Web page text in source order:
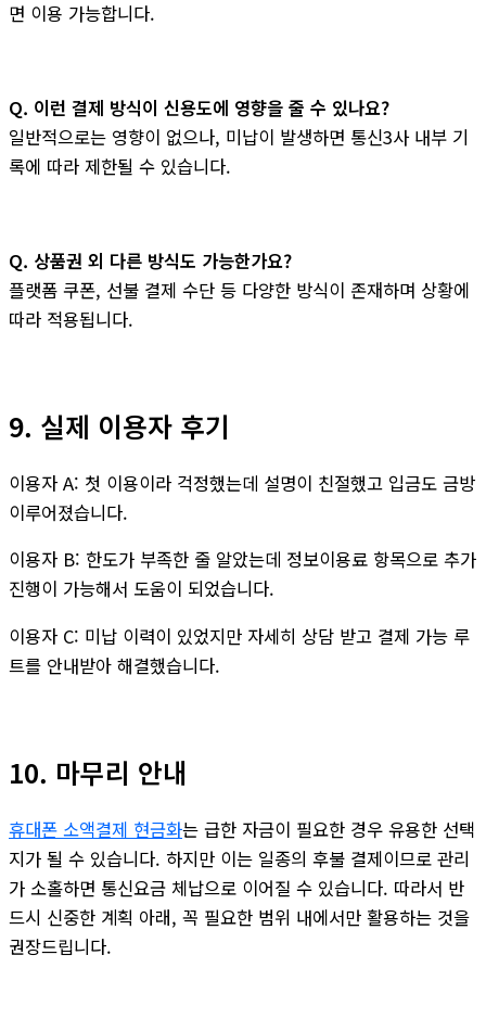
면 이용 가능합니다.
Q. 이런 결제 방식이 신용도에 영향을 줄 수 있나요?
일반적으로는 영향이 없으나, 미납이 발생하면 통신3사 내부 기
록에 따라 제한될 수 있습니다.
Q. 상품권 외 다른 방식도 가능한가요?
플랫폼 쿠폰, 선불 결제 수단 등 다양한 방식이 존재하며 상황에
따라 적용됩니다.
9. 실제 이용자 후기
이용자 A: 첫 이용이라 걱정했는데 설명이 친절했고 입금도 금방
이루어졌습니다.
이용자 B: 한도가 부족한 줄 알았는데 정보이용료 항목으로 추가
진행이 가능해서 도움이 되었습니다.
이용자 C: 미납 이력이 있었지만 자세히 상담 받고 결제 가능 루
트를 안내받아 해결했습니다.
10. 마무리 안내
휴대폰 소액결제 현금화는 급한 자금이 필요한 경우 유용한 선택
지가 될 수 있습니다. 하지만 이는 일종의 후불 결제이므로 관리
가 소홀하면 통신요금 체납으로 이어질 수 있습니다. 따라서 반
드시 신중한 계획 아래, 꼭 필요한 범위 내에서만 활용하는 것을
권장드립니다.